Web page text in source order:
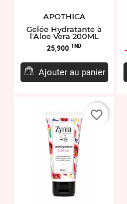
APOTHICA
Gelée Hydratante à
l'Aloe Vera 200ML
Prix
25,900 TND
Ajouter au panier
favorite_border